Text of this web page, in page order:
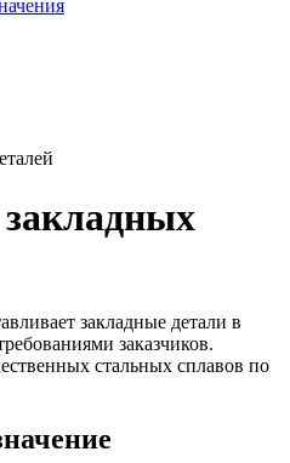
закладные детали в
заказчиков.
стальных сплавов по